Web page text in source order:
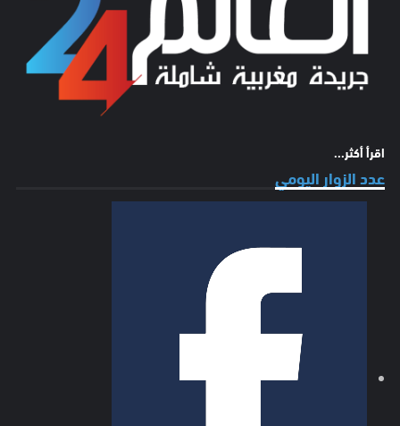
اقرأ أكثر...
عدد الزوار اليومي